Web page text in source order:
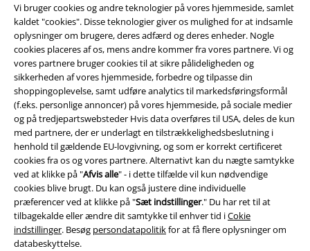
Vi bruger cookies og andre teknologier på vores hjemmeside, samlet
kaldet "cookies". Disse teknologier giver os mulighed for at indsamle
oplysninger om brugere, deres adfærd og deres enheder. Nogle
cookies placeres af os, mens andre kommer fra vores partnere. Vi og
vores partnere bruger cookies til at sikre pålideligheden og
sikkerheden af ​​vores hjemmeside, forbedre og tilpasse din
shoppingoplevelse, samt udføre analytics til markedsføringsformål
(f.eks. personlige annoncer) på vores hjemmeside, på sociale medier
og på tredjepartswebsteder Hvis data overføres til USA, deles de kun
med partnere, der er underlagt en tilstrækkelighedsbeslutning i
henhold til gældende EU-lovgivning, og som er korrekt certificeret
cookies fra os og vores partnere. Alternativt kan du nægte samtykke
ved at klikke på "Afvis alle" - i dette tilfælde vil kun nødvendige
cookies blive brugt. Du kan også justere dine individuelle
præferencer ved at klikke på "Sæt indstillinger." Du har ret til at
tilbagekalde eller ændre dit samtykke til enhver tid iCokie
indstillinger. Besøg persondatapolitikfor at få flere oplysninger om
databeskyttelse.
Juridisk
Salgs-, medlems- & leveringsbetingelser
Om EMP Danmark
Persondatapolitik
Bortskaffelse af affald og miljøbeskyttelse
Overensstemmelseserklæring
Oplysninger om tilgængelighed